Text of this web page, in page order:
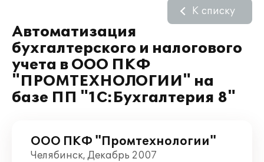
Автоматизация
бухгалтерского и налогового
учета в ООО ПКФ
"ПРОМТЕХНОЛОГИИ" на
базе ПП "1С:Бухгалтерия 8"
К списку
ООО ПКФ "Промтехнологии"
Челябинск, Декабрь 2007